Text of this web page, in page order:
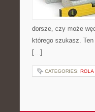
dorsze, czy może
którego szukasz.
[…]
CATEGORIES: ROLA